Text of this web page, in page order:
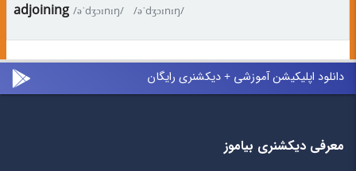
adjoining /əˈdʒɔɪnɪŋ/ /əˈdʒɔɪnɪŋ/
دانلود اپلیکیشن آموزشی + دیکشنری رایگان
معرفی دیکشنری بیاموز